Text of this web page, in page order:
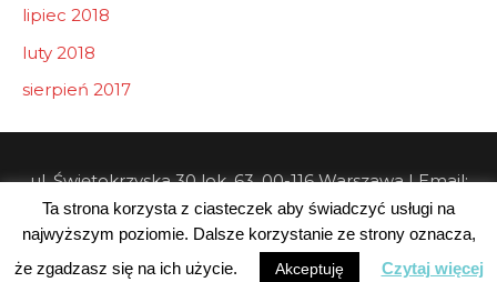
lipiec 2018
luty 2018
sierpień 2017
ul. Świętokrzyska 30 lok. 63, 00-116 Warszawa | Email:
info@pw-consulting.pl
Copyright © 2026 Private Wealth Consulting
Ta strona korzysta z ciasteczek aby świadczyć usługi na
najwyższym poziomie. Dalsze korzystanie ze strony oznacza,
że zgadzasz się na ich użycie.
Akceptuję Czytaj więcej